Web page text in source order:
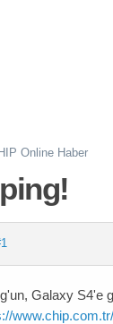
Online Haber
Galaxy S4'e